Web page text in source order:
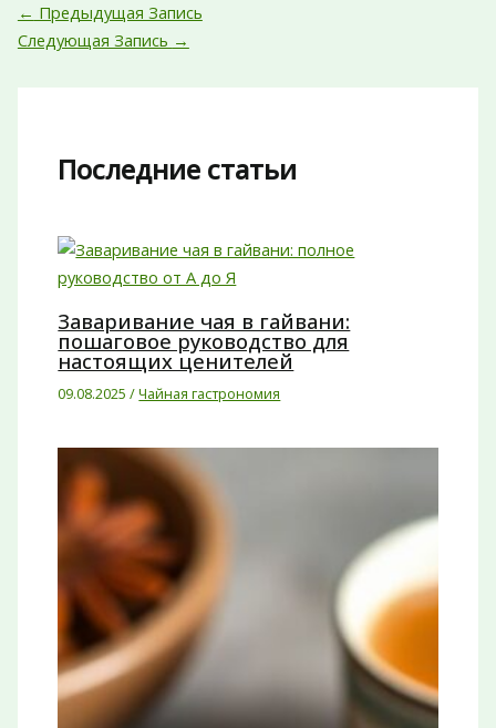
← Предыдущая Запись
Следующая Запись →
Последние статьи
Заваривание чая в гайвани:
пошаговое руководство для
настоящих ценителей
09.08.2025/Чайная гастрономия